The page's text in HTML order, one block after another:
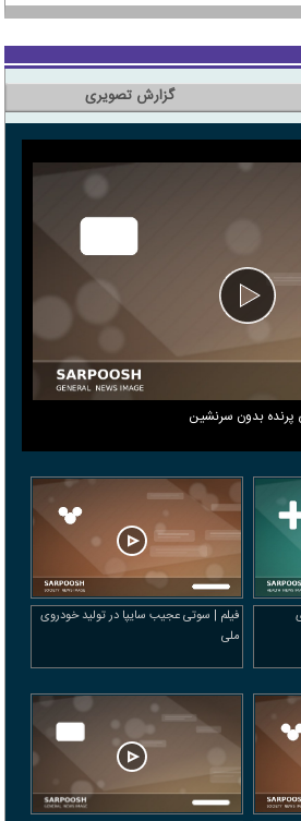
پرنده بدون سرنشین
فیلم | سوتی عجیب سایپا در تولید خودروی
ملی
گزارش تصویری